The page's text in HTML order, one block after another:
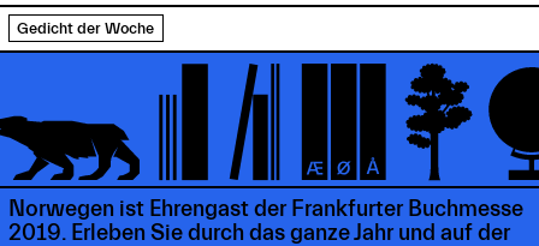
Gedicht der Woche
Norwegen ist Ehrengast der Frankfurter Buchmesse
2019. Erleben Sie durch das ganze Jahr und auf der